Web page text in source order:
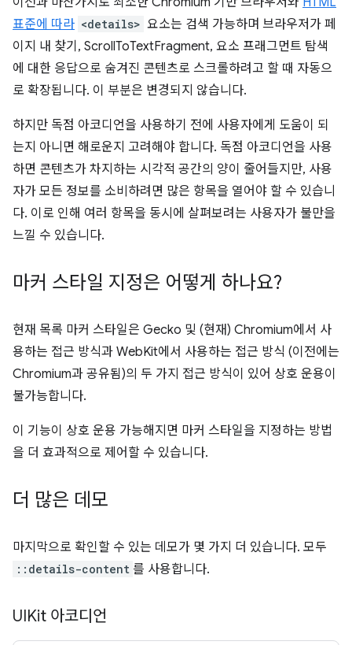
표준에 따라 <details> 요소는 검색 가능하며 브라우저가 페
이지 내 찾기, ScrollToTextFragment, 요소 프래그먼트 탐색
에 대한 응답으로 숨겨진 콘텐츠로 스크롤하려고 할 때 자동으
로 확장됩니다. 이 부분은 변경되지 않습니다.
하지만 독점 아코디언을 사용하기 전에 사용자에게 도움이 되
는지 아니면 해로운지 고려해야 합니다. 독점 아코디언을 사용
하면 콘텐츠가 차지하는 시각적 공간의 양이 줄어들지만, 사용
자가 모든 정보를 소비하려면 많은 항목을 열어야 할 수 있습니
다. 이로 인해 여러 항목을 동시에 살펴보려는 사용자가 불만을
느낄 수 있습니다.
마커 스타일 지정은 어떻게 하나요?
현재 목록 마커 스타일은 Gecko 및 (현재) Chromium에서 사
용하는 접근 방식과 WebKit에서 사용하는 접근 방식 (이전에는
Chromium과 공유됨)의 두 가지 접근 방식이 있어 상호 운용이
불가능합니다.
이 기능이 상호 운용 가능해지면 마커 스타일을 지정하는 방법
을 더 효과적으로 제어할 수 있습니다.
더 많은 데모
마지막으로 확인할 수 있는 데모가 몇 가지 더 있습니다. 모두
::details-content 를 사용합니다.
UIKit 아코디언